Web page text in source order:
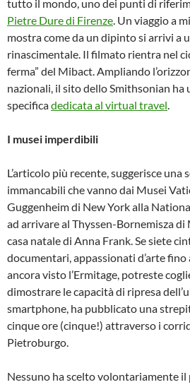
tutto il mondo, uno dei punti di
Pietre Dure di Firenze. Un viaggio a
mostra come da un dipinto si arrivi a
rinascimentale. Il filmato rientra nel
ferma” del Mibact. Ampliando
nazionali, il sito dello Smithsonian ha
specificadedicata al virtual travel.
I musei imperdibili
L’articolo più recente, suggerisce una
immancabili che vanno dai Musei
Guggenheim di New York alla
ad arrivare al Thyssen-Bornemisza
casa natale di Anna Frank. Se siete
documentari, appassionati d’arte
ancora visto l’Ermitage, potreste
dimostrare le capacità di ripresa
smartphone, ha pubblicato una
cinque ore (cinque!) attraverso i
Pietroburgo.
Nessuno ha scelto volontariamente il